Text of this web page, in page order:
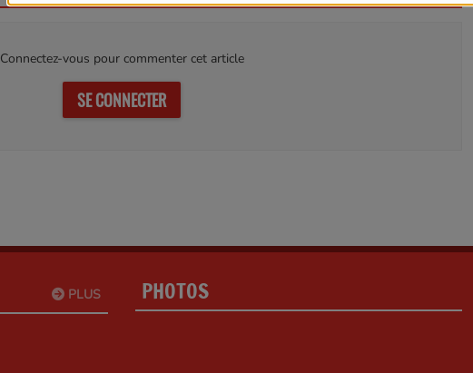
Connectez-vous pour commenter cet article
SE CONNECTER
PLUS PHOTOS